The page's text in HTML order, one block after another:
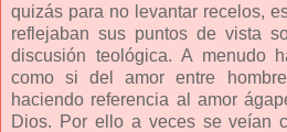
quizás para no levantar recelos,
reflejaban sus puntos de vista
discusión teológica. A menudo
como si del amor entre
haciendo referencia al amor
Dios. Por ello a veces se veían